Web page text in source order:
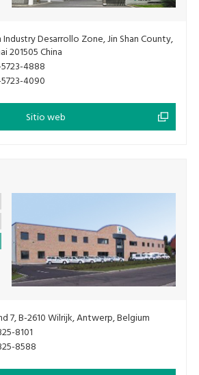
Industry Desarrollo Zone, Jin Shan County,
201505 China
4888
4090
Sitio web
7, B-2610 Wilrijk, Antwerp, Belgium
8101
8588